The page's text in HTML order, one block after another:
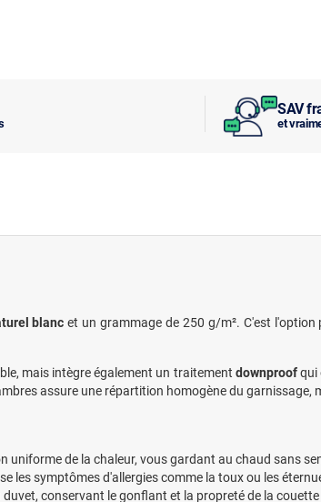
SAV
et
blanc et un grammage de 250 g/m². C'est
mais intègre également un traitement downproofqui
assure une répartition homogène du
de la chaleur, vous gardant au chaud sans
les symptômes d'allergies comme la toux ou les
conservant le gonflant et la propreté de la